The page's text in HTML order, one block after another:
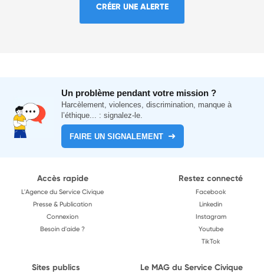
CRÉER UNE ALERTE
Un problème pendant votre mission ?
Harcèlement, violences, discrimination, manque à
l’éthique... : signalez-le.
FAIRE UN SIGNALEMENT
Accès rapide
L'Agence du Service Civique
Presse & Publication
Connexion
Besoin d'aide ?
Restez connecté
Facebook
Linkedin
Instagram
Youtube
TikTok
Sites publics Le MAG du Service Civique